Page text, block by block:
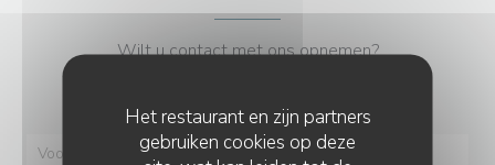
Het restaurant en zijn partners
gebruiken cookies op deze
Wilt u contact met ons opnemen?